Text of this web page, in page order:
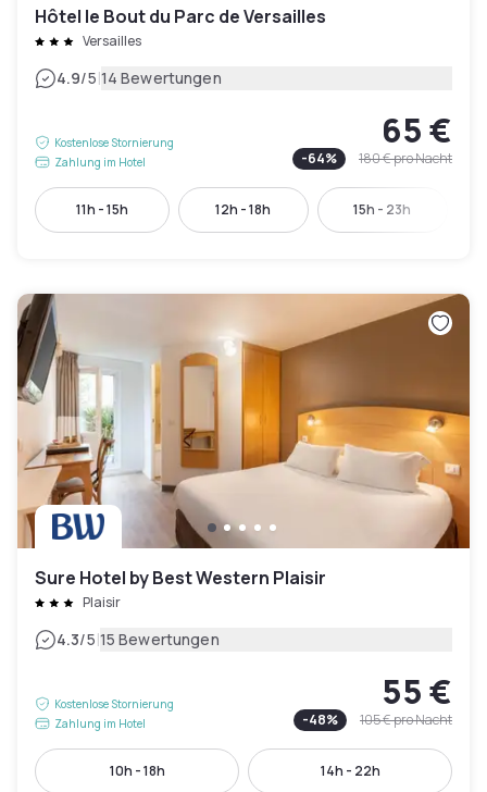
Hôtel le Bout du Parc de Versailles
Versailles
4.9/5|14 Bewertungen
Kostenlose Stornierung
Zahlung im Hotel
65 €
-64% 180 €pro Nacht
11h - 15h 12h - 18h 15h - 23h
Sure Hotel by Best Western Plaisir
Plaisir
4.3/5|15 Bewertungen
Kostenlose Stornierung
Zahlung im Hotel
55 €
-48% 105 €pro Nacht
10h - 18h 14h - 22h